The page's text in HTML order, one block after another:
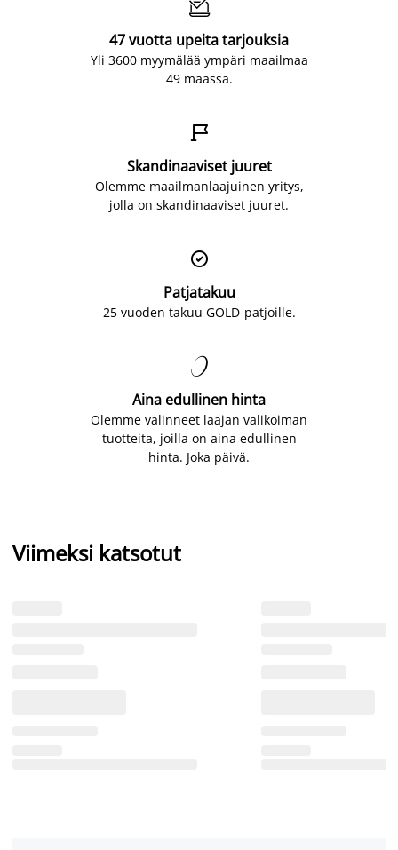

47 vuotta upeita tarjouksia
Yli 3600 myymälää ympäri maailmaa
49 maassa.

Skandinaaviset juuret
Olemme maailmanlaajuinen yritys,
jolla on skandinaaviset juuret.

Patjatakuu
25 vuoden takuu GOLD-patjoille.

Aina edullinen hinta
Olemme valinneet laajan valikoiman
tuotteita, joilla on aina edullinen
hinta. Joka päivä.
Viimeksi katsotut